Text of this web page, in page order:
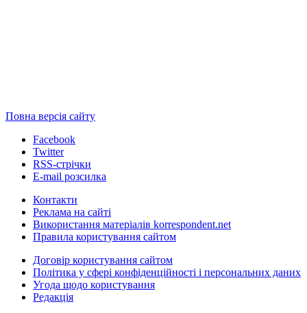
Повна версія сайту
Facebook
Twitter
RSS-стрічки
E-mail розсилка
Контакти
Реклама на сайті
Використання матеріалів korrespondent.net
Правила користування сайтом
Договір користування сайтом
Політика у сфері конфіденційності і персональних даних
Угода щодо користування
Редакція